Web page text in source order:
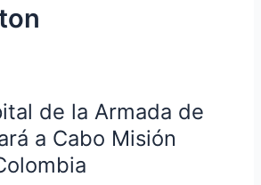
de la Armada de
a Cabo Misión